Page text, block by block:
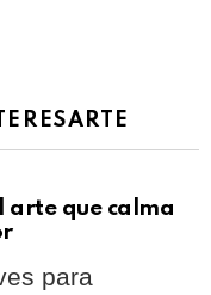
arte que calma
para